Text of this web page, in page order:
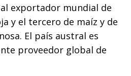
exportador mundial de
y el tercero de maíz y de
El país austral es
proveedor global de